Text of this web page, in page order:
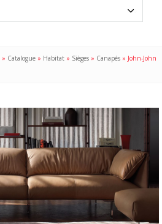
» Catalogue » Habitat » Sièges » Canapés » John-John